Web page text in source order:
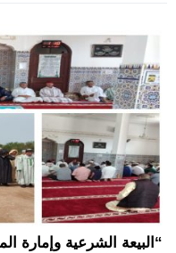
“البيعة الشرعية وإمارة